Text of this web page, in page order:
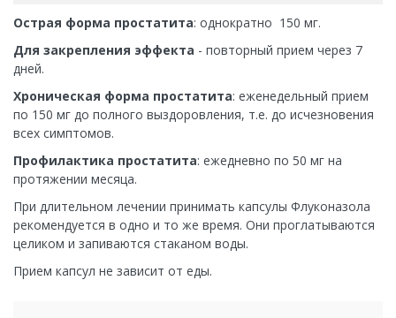
Острая форма простатита: однократно 150 мг.
Для закрепления эффекта - повторный прием через 7
дней.
Хроническая форма простатита: еженедельный прием
по 150 мг до полного выздоровления, т.е. до исчезновения
всех симптомов.
Профилактика простатита: ежедневно по 50 мг на
протяжении месяца.
При длительном лечении принимать капсулы Флуконазола
рекомендуется в одно и то же время. Они проглатываются
целиком и запиваются стаканом воды.
Прием капсул не зависит от еды.